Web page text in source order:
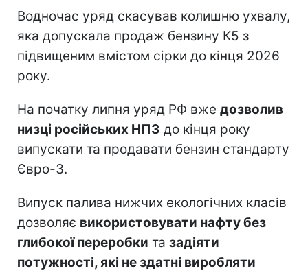
Водночас уряд скасував колишню ухвалу,
яка допускала продаж бензину К5 з
підвищеним вмістом сірки до кінця 2026
року.
На початку липня уряд РФ вже дозволив
низці російських НПЗ до кінця року
випускати та продавати бензин стандарту
Євро-3.
Випуск палива нижчих екологічних класів
дозволяє використовувати нафту без
глибокої переробки та задіяти
потужності, які не здатні виробляти